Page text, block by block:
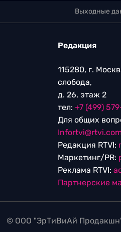
Выходные
Редакция
115280, г.
слобода,
д. 26, этаж 2
тел: +7 (499)
Для общих
Редакция RTVI:
Маркетинг/PR:
Реклама RTVI:
Партнерские
© ООО "ЭрТиВиАй